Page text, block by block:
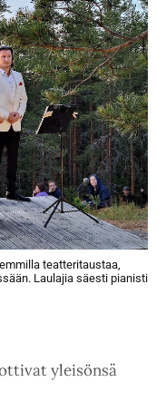
teatteritaustaa,
Laulajia säesti pianisti
yleisönsä